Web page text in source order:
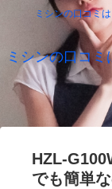
ミシンの口コミ
ミシンの口コ
HZL-
でも簡単